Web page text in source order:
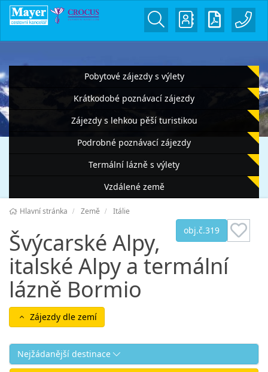
Pobytové zájezdy s výlety
Krátkodobé poznávací zájezdy
Zájezdy s lehkou pěší turistikou
Podrobné poznávací zájezdy
Termální lázně s výlety
Vzdálené země
Hlavní stránka Země Itálie
obj.č.319
Švýcarské Alpy,
italské Alpy a termální
lázně Bormio
Zájezdy dle zemí
Nejžádanější destinace